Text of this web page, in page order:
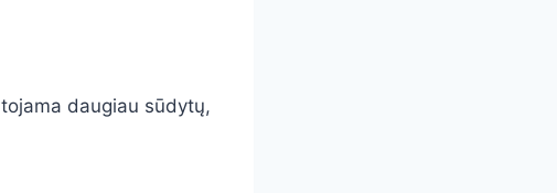
daugiau sūdytų,